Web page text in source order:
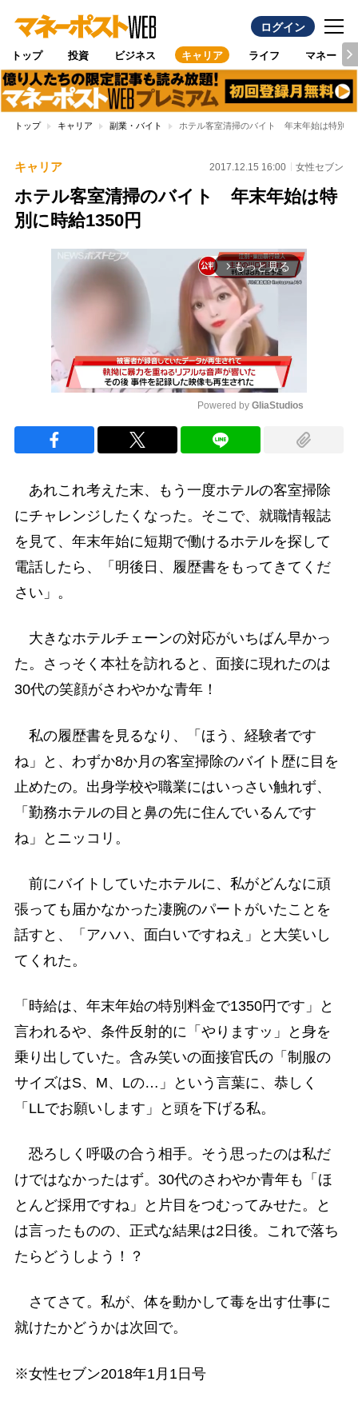
ログイン
トップ 投資 ビジネス キャリア ライフ マネー
トップ キャリア 副業・バイト ホテル客室清掃のバイト 年末年始は特別に
キャリア 2017.12.15 16:00 女性セブン
ホテル客室清掃のバイト 年末年始は特
別に時給1350円
arrow_forward_ios もっと見る
Powered by GliaStudios
あれこれ考えた末、もう一度ホテルの客室掃除
にチャレンジしたくなった。そこで、就職情報誌
を見て、年末年始に短期で働けるホテルを探して
電話したら、「明後日、履歴書をもってきてくだ
さい」。
大きなホテルチェーンの対応がいちばん早かっ
た。さっそく本社を訪れると、面接に現れたのは
30代の笑顔がさわやかな青年！
私の履歴書を見るなり、「ほう、経験者です
ね」と、わずか8か月の客室掃除のバイト歴に目を
止めたの。出身学校や職業にはいっさい触れず、
「勤務ホテルの目と鼻の先に住んでいるんです
ね」とニッコリ。
前にバイトしていたホテルに、私がどんなに頑
張っても届かなかった凄腕のパートがいたことを
話すと、「アハハ、面白いですねえ」と大笑いし
てくれた。
「時給は、年末年始の特別料金で1350円です」と
言われるや、条件反射的に「やりますッ」と身を
乗り出していた。含み笑いの面接官氏の「制服の
サイズはS、M、Lの…」という言葉に、恭しく
「LLでお願いします」と頭を下げる私。
恐ろしく呼吸の合う相手。そう思ったのは私だ
けではなかったはず。30代のさわやか青年も「ほ
とんど採用ですね」と片目をつむってみせた。と
は言ったものの、正式な結果は2日後。これで落ち
たらどうしよう！？
さてさて。私が、体を動かして毒を出す仕事に
就けたかどうかは次回で。
※女性セブン2018年1月1日号